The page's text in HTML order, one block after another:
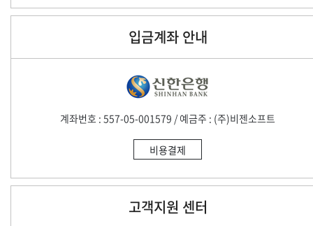
입금계좌 안내
계좌번호 : 557-05-001579 / 예금주 : (주)비젠소프트
비용결제
고객지원 센터